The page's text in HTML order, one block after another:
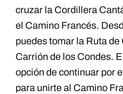
cruzar la Cordillera
el Camino Francés.
puedes tomar la Ruta
Carrión de los Condes.
opción de continuar por
para unirte al Camino